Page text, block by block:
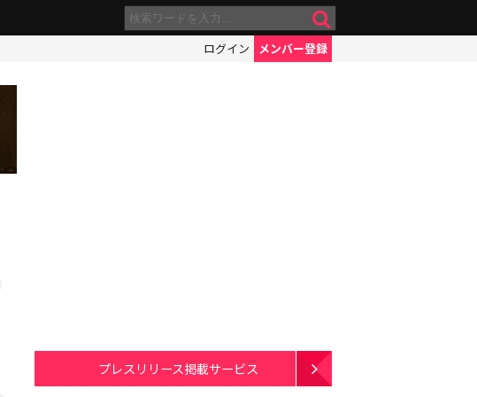
ログイン メンバー登録
プレスリリース掲載サービス